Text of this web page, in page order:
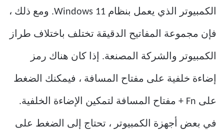
الكمبيوتر الذي يعمل بنظام Windows 11. ومع ذلك ،
فإن مجموعة المفاتيح الدقيقة تختلف باختلاف طراز
الكمبيوتر والشركة المصنعة. إذا كان هناك رمز
إضاءة خلفية على مفتاح المسافة ، فيمكنك الضغط
على Fn + مفتاح المسافة لتمكين الإضاءة الخلفية.
في بعض أجهزة الكمبيوتر ، تحتاج إلى الضغط على